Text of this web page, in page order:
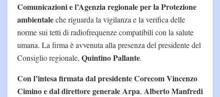
Comunicazioni e l’Agenzia regionale per la Protezione
ambientaleche riguarda la vigilanza e la verifica delle
norme sui tetti di radiofrequenze compatibili con la salute
umana. La firma è avvenuta alla presenza del presidente del
Consiglio regionale, Quintino Pallante.
Con l’intesa firmata dal presidente Corecom Vincenzo
Cimino e dal direttore generale Arpa, Alberto Manfredi